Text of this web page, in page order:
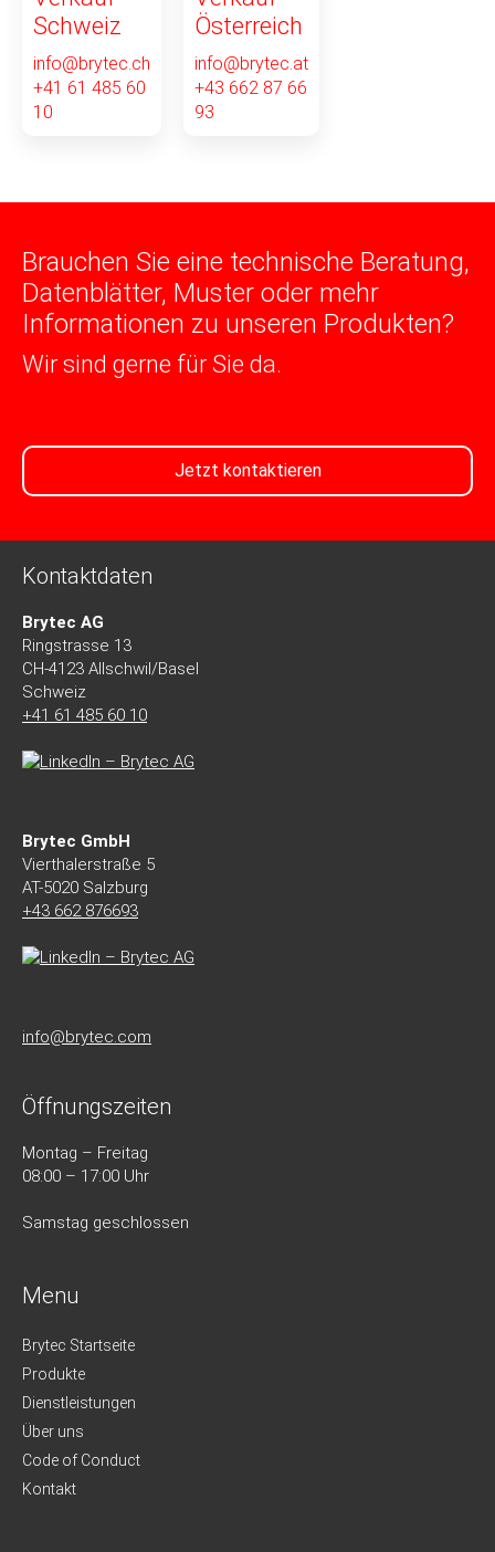
Schweiz
info@brytec.ch
+41 61 485 60
10
Österreich
info@brytec.at
+43 662 87 66
93
Brauchen Sie eine technische Beratung,
Datenblätter, Muster oder mehr
Informationen zu unseren Produkten?
Wir sind gerne für Sie da.
Jetzt kontaktieren
Kontaktdaten
Brytec AG
Ringstrasse 13
CH-4123 Allschwil/Basel
Schweiz
+41 61 485 60 10
Brytec GmbH
Vierthalerstraße 5
AT-5020 Salzburg
+43 662 876693
info@brytec.com
Öffnungszeiten
Montag – Freitag
08:00 – 17:00 Uhr
Samstag geschlossen
Menu
Brytec Startseite
Produkte
Dienstleistungen
Über uns
Code of Conduct
Kontakt